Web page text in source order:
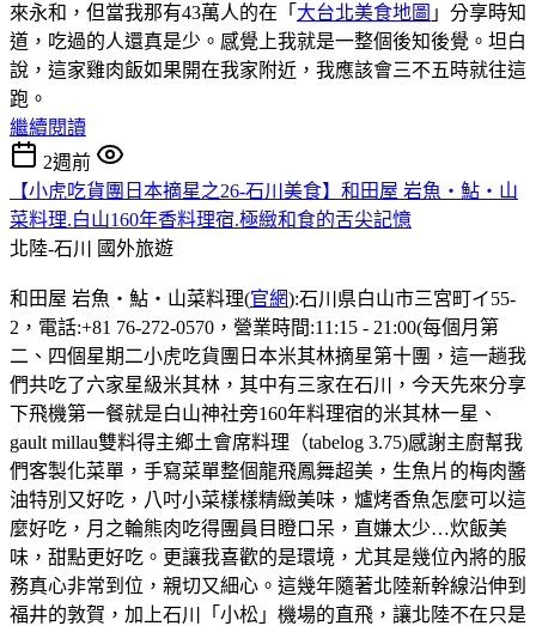
來永和，但當我那有43萬人的在「 大台北美食地圖 」分享時知
道，吃過的人還真是少。感覺上我就是一整個後知後覺。坦白
說，這家雞肉飯如果開在我家附近，我應該會三不五時就往這
跑。
繼續閱讀
2週前
【小虎吃貨團日本摘星之26-石川美食】和田屋 岩魚・鮎・山
菜料理.白山160年香料理宿.極緻和食的舌尖記憶
北陸-石川
國外旅遊
和田屋 岩魚・鮎・山菜料理(官網):石川県白山市三宮町イ55-
2，電話:+81 76-272-0570，營業時間:11:15 - 21:00(每個月第
二、四個星期二小虎吃貨團日本米其林摘星第十團，這一趟我
們共吃了六家星級米其林，其中有三家在石川，今天先來分享
下飛機第一餐就是白山神社旁160年料理宿的米其林一星、
gault millau雙料得主鄉土會席料理（tabelog 3.75)感謝主廚幫我
們客製化菜單，手寫菜單整個龍飛鳳舞超美，生魚片的梅肉醬
油特別又好吃，八吋小菜樣樣精緻美味，爐烤香魚怎麼可以這
麼好吃，月之輪熊肉吃得團員目瞪口呆，直嫌太少…炊飯美
味，甜點更好吃。更讓我喜歡的是環境，尤其是幾位內將的服
務真心非常到位，親切又細心。這幾年隨著北陸新幹線沿伸到
福井的敦賀，加上石川「小松」機場的直飛，讓北陸不在只是